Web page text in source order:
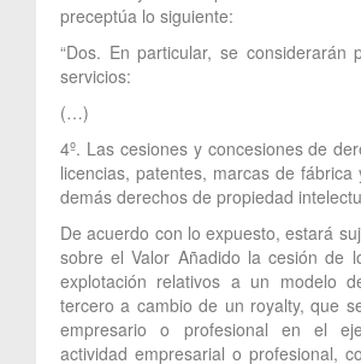
preceptúa lo siguiente:
“Dos. En particular, se considerarán
servicios:
(…)
4º. Las cesiones y concesiones de
licencias, patentes, marcas de fábrica
demás derechos de propiedad
De acuerdo con lo expuesto, estará
sobre el Valor Añadido la cesión de
explotación relativos a un modelo
tercero a cambio de un royalty, que
empresario o profesional en el
actividad empresarial o profesional,